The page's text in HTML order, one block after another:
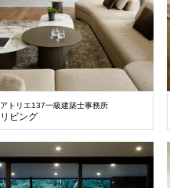
アトリエ137一級建築士事務所
リビング